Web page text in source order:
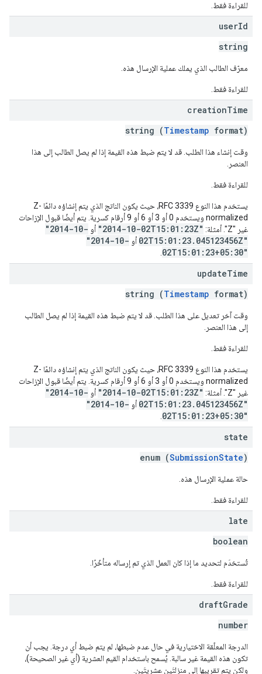
للقراءة فقط.
userId
string
معرّف الطالب الذي يملك عملية الإرسال هذه.
للقراءة فقط.
creationTime
string (Timestamp format)
وقت إنشاء هذا الطلب. قد لا يتم ضبط هذه القيمة إذا لم يصل الطالب إلى هذا
العنصر.
للقراءة فقط.
يستخدم هذا النوع RFC 3339، حيث يكون الناتج الذي يتم إنشاؤه دائمًا Z-
normalized ويستخدم 0 أو 3 أو 6 أو 9 أرقام كسرية. يتم أيضًا قبول الإزاحات
غير "Z". أمثلة:
"2014-10-02T15:01:23Z" أو "2014-10-
02T15:01:23.045123456Z" أو "2014-10-
02T15:01:23+05:30"
updateTime
string (Timestamp format)
وقت آخر تعديل على هذا الطلب. قد لا يتم ضبط هذه القيمة إذا لم يصل الطالب
إلى هذا العنصر.
للقراءة فقط.
يستخدم هذا النوع RFC 3339، حيث يكون الناتج الذي يتم إنشاؤه دائمًا Z-
normalized ويستخدم 0 أو 3 أو 6 أو 9 أرقام كسرية. يتم أيضًا قبول الإزاحات
غير "Z". أمثلة:
"2014-10-02T15:01:23Z" أو "2014-10-
02T15:01:23.045123456Z" أو "2014-10-
02T15:01:23+05:30"
state
enum (SubmissionState)
حالة عملية الإرسال هذه.
للقراءة فقط.
late
boolean
تُستخدَم لتحديد ما إذا كان العمل الذي تم إرساله متأخّرًا.
للقراءة فقط.
draftGrade
number
الدرجة المعلّقة الاختيارية في حال عدم ضبطها، لم يتم ضبط أي درجة. يجب أن
تكون هذه القيمة غير سالبة. يُسمح باستخدام القيم العشرية (أي غير الصحيحة)،
ولكن يتم تقريبها إلى منزلتَين عشريتَين.